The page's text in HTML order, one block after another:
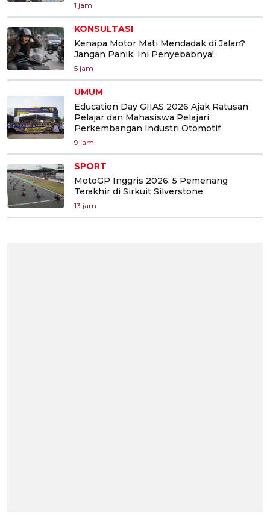
1 jam
KONSULTASI
Kenapa Motor Mati Mendadak di Jalan?
Jangan Panik, Ini Penyebabnya!
5 jam
UMUM
Education Day GIIAS 2026 Ajak Ratusan
Pelajar dan Mahasiswa Pelajari
Perkembangan Industri Otomotif
9 jam
SPORT
MotoGP Inggris 2026: 5 Pemenang
Terakhir di Sirkuit Silverstone
13 jam